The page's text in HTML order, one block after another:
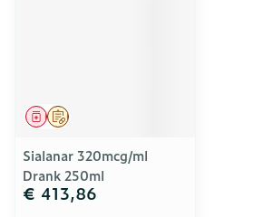
Op voorschrift
Geneesmiddel
Sialanar 320mcg/ml
Drank 250ml
€ 413,86